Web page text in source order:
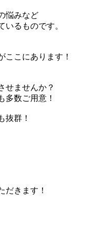
悩みなど
るものです。
ここにあります！
せませんか？
多数ご用意！
抜群！
だきます！